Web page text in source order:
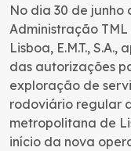
No dia 30 de junho
Administração
Lisboa, E.M.T.,
das autorizações
exploração de
rodoviário regular
metropolitana de
início da nova